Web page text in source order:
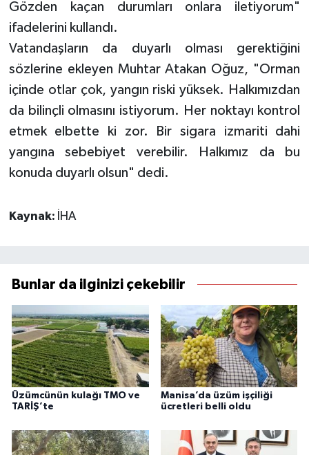
Gözden kaçan durumları onlara iletiyorum"
ifadelerini kullandı.
Vatandaşların da duyarlı olması gerektiğini
sözlerine ekleyen Muhtar Atakan Oğuz, "Orman
içinde otlar çok, yangın riski yüksek. Halkımızdan
da bilinçli olmasını istiyorum. Her noktayı kontrol
etmek elbette ki zor. Bir sigara izmariti dahi
yangına sebebiyet verebilir. Halkımız da bu
konuda duyarlı olsun" dedi.
Kaynak: İHA
Bunlar da ilginizi çekebilir
Üzümcünün kulağı TMO ve
TARİŞ’te
Manisa’da üzüm işçiliği
ücretleri belli oldu